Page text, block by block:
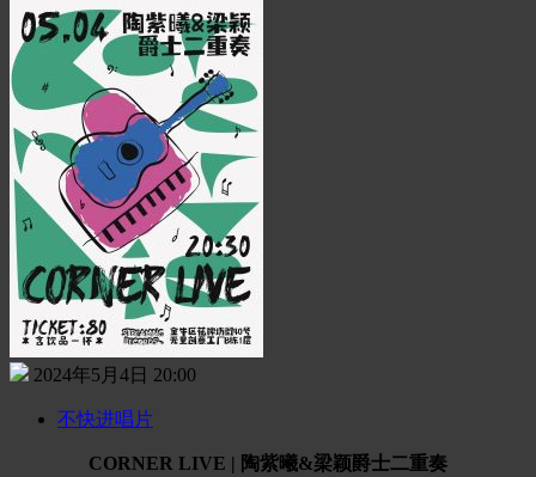
2024年5月4日 20:00
不快进唱片
CORNER LIVE | 陶紫曦&梁颖爵士二重奏